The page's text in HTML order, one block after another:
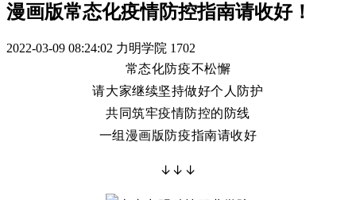
漫画版常态化疫情防控指南请收好！
2022-03-09 08:24:02 力明学院 1702
常态化防疫不松懈
请大家继续坚持做好个人防护
共同筑牢疫情防控的防线
一组漫画版防疫指南请收好
↓↓↓